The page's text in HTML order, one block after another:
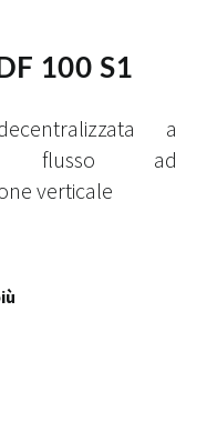
100 S1
a
flusso ad
verticale